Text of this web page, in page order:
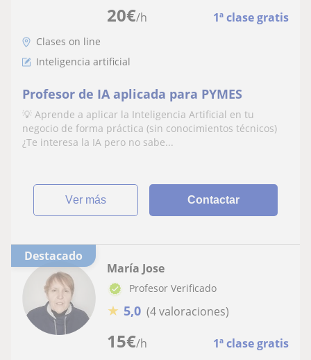
20€/h 1ª clase gratis
Clases on line
Inteligencia artificial
Profesor de IA aplicada para PYMES
💡 Aprende a aplicar la Inteligencia Artificial en tu
negocio de forma práctica (sin conocimientos técnicos)
¿Te interesa la IA pero no sabe...
ver más Contactar
Destacado
15€/h 1ª clase gratis
María Jose
Profesor Verificado
★ 5,0 (4 valoraciones)